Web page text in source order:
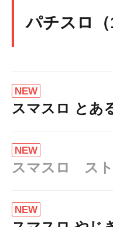
パチスロ（
NEW
スマスロ とあ
NEW
スマスロ スト
NEW